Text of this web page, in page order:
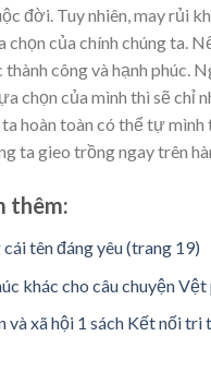
đời. Tuy nhiên, may rủi
của chính chúng ta.
công và hạnh phúc.
chọn của mình thì sẽ
ta hoàn toàn có thể tự
ta gieo trồng ngay trên
thêm:
tên đáng yêu (trang 19)
khác cho câu chuyện
và xã hội 1 sách Kết nối